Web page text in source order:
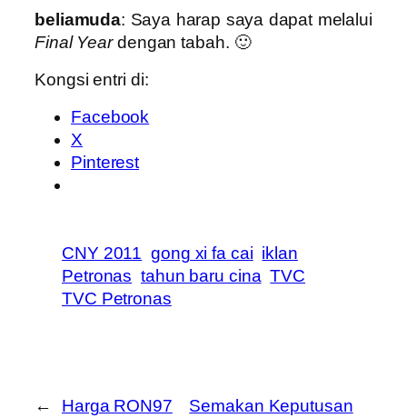
beliamuda: Saya harap saya dapat melalui
Final Yeardengan tabah. 🙂
Kongsi entri di:
Facebook
X
Pinterest
CNY 2011 gong xi fa cai iklan
Petronas tahun baru cina TVC
TVC Petronas
←
Harga RON97
Semakan Keputusan